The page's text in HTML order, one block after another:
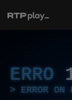
ERRO
ERROR ON